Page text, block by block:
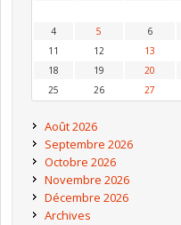
4
5 6
11
12 13
18
19 20
25
26 27
Août 2026
Septembre 2026
Octobre 2026
Novembre 2026
Décembre 2026
Archives